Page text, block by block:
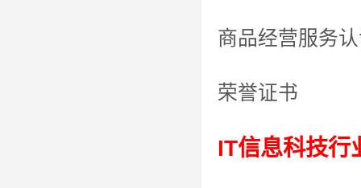
商品经营服务
荣誉证书
IT信息科技行